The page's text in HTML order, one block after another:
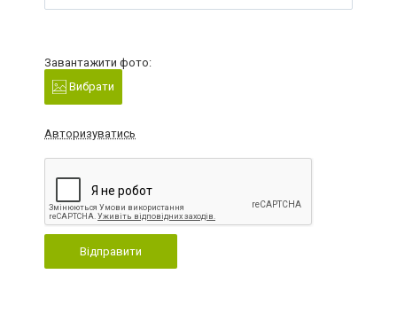
Завантажити фото:
Вибрати
Авторизуватись
Відправити